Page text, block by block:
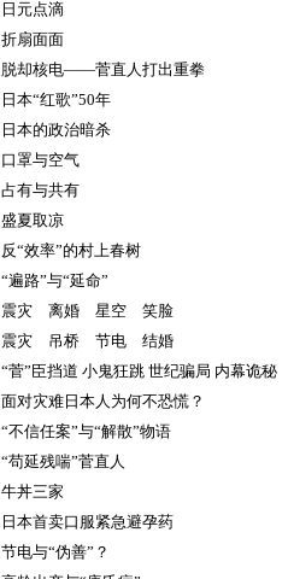
日元点滴
折扇面面
脱却核电——菅直人打出重拳
日本“红歌”50年
日本的政治暗杀
口罩与空气
占有与共有
盛夏取凉
反“效率”的村上春树
“遍路”与“延命”
震灾 离婚 星空 笑脸
震灾 吊桥 节电 结婚
“菅”臣挡道 小鬼狂跳 世纪骗局 内幕诡秘
面对灾难日本人为何不恐慌？
“不信任案”与“解散”物语
“苟延残喘”菅直人
牛丼三家
日本首卖口服紧急避孕药
节电与“伪善”？